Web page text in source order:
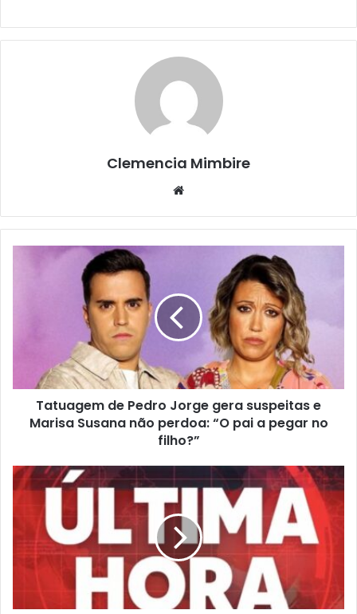
Clemencia Mimbire
Website
Tatuagem de Pedro Jorge gera suspeitas e
Marisa Susana não perdoa: “O pai a pegar no
filho?”